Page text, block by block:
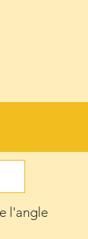
l'angle